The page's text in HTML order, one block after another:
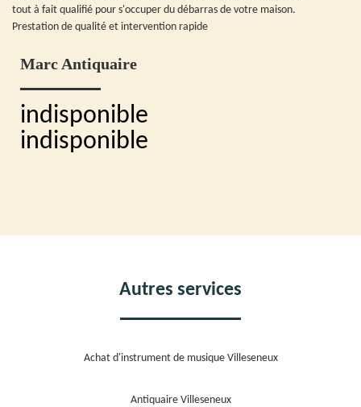
tout à fait qualifié pour s'occuper du débarras de votre maison.
Prestation de qualité et intervention rapide
Marc Antiquaire
indisponible
indisponible
Autres services
Achat d'instrument de musique Villeseneux
Antiquaire Villeseneux